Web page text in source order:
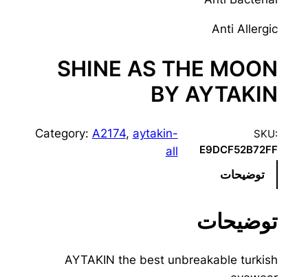
Anti Allergic
SHINE AS THE MOON
BY AYTAKIN
SKU:
E9DCF52B72FF
Category: A2174, aytakin-
all
توضیحات
توضیحات
AYTAKIN the best unbreakable turkish